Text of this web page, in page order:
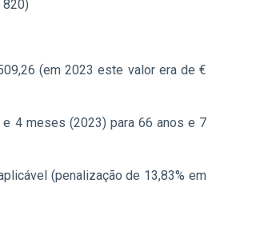
820)
(em 2023 este valor era de €
4 meses (2023) para 66 anos e 7
(penalização de 13,83% em